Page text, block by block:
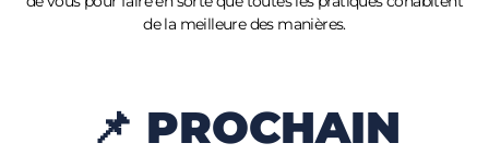
de la meilleure des manières.
📌 PROCHAIN